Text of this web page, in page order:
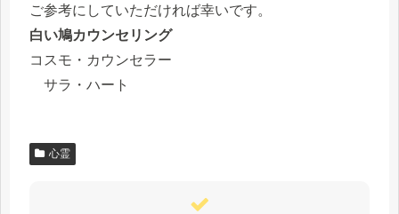
ご参考にしていただければ幸いです。
白い鳩カウンセリング
コスモ・カウンセラー
サラ・ハート
心霊